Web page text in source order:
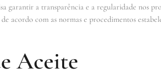
garantir a transparência e a regularidade nos
acordo com as normas e procedimentos
Aceite